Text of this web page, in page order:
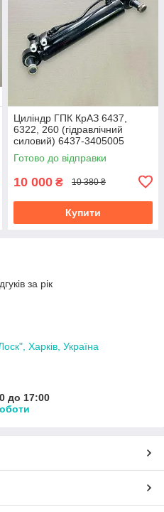
Циліндр ГПК КрАЗ 6437,
6322, 260 (гідравлічний
силовий) 6437-3405005
Готово до відправки
10 000 ₴ 10 380 ₴
Купити
за рік
Харків, Україна
до 17:00